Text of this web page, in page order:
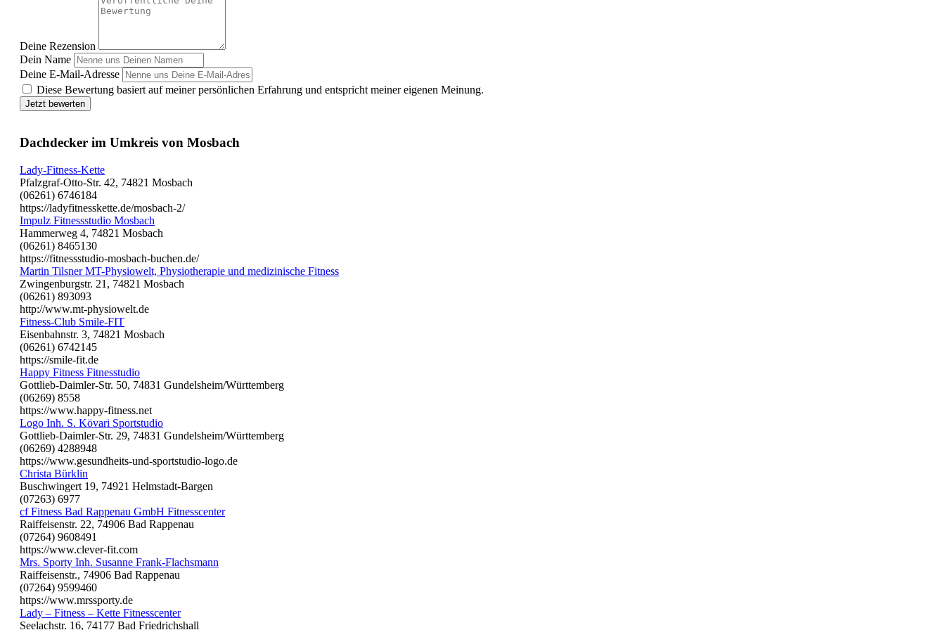
Deine Rezension
Dein Name
Deine E-Mail-Adresse
Diese Bewertung basiert auf meiner persönlichen Erfahrung und entspricht meiner eigenen Meinung.
Jetzt bewerten
Dachdecker im Umkreis von Mosbach
Lady-Fitness-Kette
Pfalzgraf-Otto-Str. 42, 74821 Mosbach
(06261) 6746184
https://ladyfitnesskette.de/mosbach-2/
Impulz Fitnessstudio Mosbach
Hammerweg 4, 74821 Mosbach
(06261) 8465130
https://fitnessstudio-mosbach-buchen.de/
Martin Tilsner MT-Physiowelt, Physiotherapie und medizinische Fitness
Zwingenburgstr. 21, 74821 Mosbach
(06261) 893093
http://www.mt-physiowelt.de
Fitness-Club Smile-FIT
Eisenbahnstr. 3, 74821 Mosbach
(06261) 6742145
https://smile-fit.de
Happy Fitness Fitnesstudio
Gottlieb-Daimler-Str. 50, 74831 Gundelsheim/Württemberg
(06269) 8558
https://www.happy-fitness.net
Logo Inh. S. Kövari Sportstudio
Gottlieb-Daimler-Str. 29, 74831 Gundelsheim/Württemberg
(06269) 4288948
https://www.gesundheits-und-sportstudio-logo.de
Christa Bürklin
Buschwingert 19, 74921 Helmstadt-Bargen
(07263) 6977
cf Fitness Bad Rappenau GmbH Fitnesscenter
Raiffeisenstr. 22, 74906 Bad Rappenau
(07264) 9608491
https://www.clever-fit.com
Mrs. Sporty Inh. Susanne Frank-Flachsmann
Raiffeisenstr., 74906 Bad Rappenau
(07264) 9599460
https://www.mrssporty.de
Lady – Fitness – Kette Fitnesscenter
Seelachstr. 16, 74177 Bad Friedrichshall